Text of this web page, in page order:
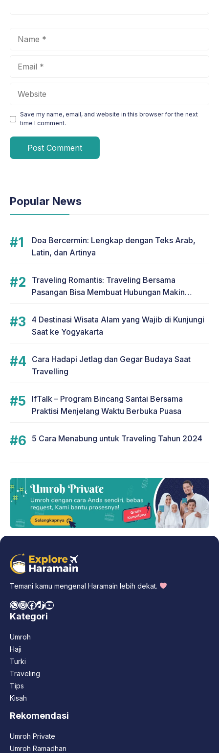
Save my name, email, and website in this browser for the next
time I comment.
Popular News
Doa Bercermin: Lengkap dengan Teks Arab,
Latin, dan Artinya
Traveling Romantis: Traveling Bersama
Pasangan Bisa Membuat Hubungan Makin
4 Destinasi Wisata Alam yang Wajib di Kunjungi
Saat ke Yogyakarta
Cara Hadapi Jetlag dan Gegar Budaya Saat
Travelling
IfTalk – Program Bincang Santai Bersama
Praktisi Menjelang Waktu Berbuka Puasa
5 Cara Menabung untuk Traveling Tahun 2024
Temani kamu mengenal Haramain lebih dekat.
WhatsApp
Instagram
Facebook
TikTok
YouTube
Kategori
Umroh
Haji
Turki
Traveling
Tips
Kisah
Rekomendasi
Umroh Private
Umroh Ramadhan